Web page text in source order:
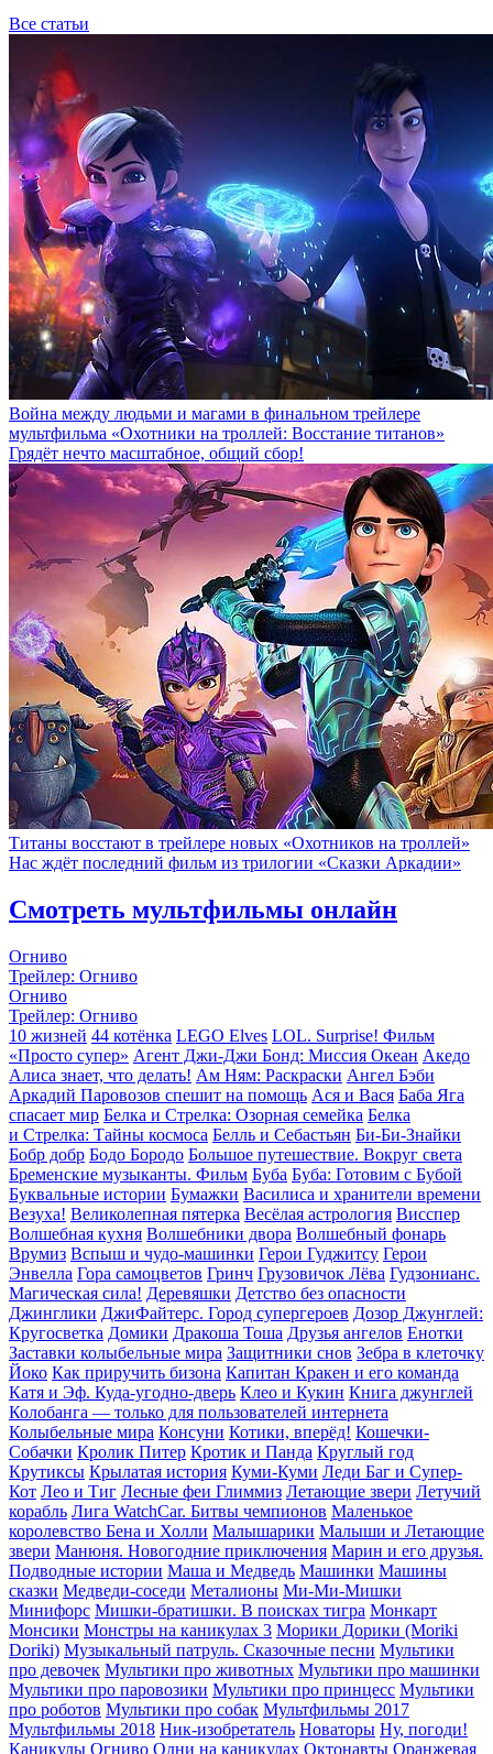
Все статьи
Война между людьми и магами в финальном трейлере
мультфильма «Охотники на троллей: Восстание титанов»
Грядёт нечто масштабное, общий сбор!
Титаны восстают в трейлере новых «Охотников на троллей»
Нас ждёт последний фильм из трилогии «Сказки Аркадии»
Смотреть мультфильмы онлайн
Огниво
Трейлер: Огниво
Огниво
Трейлер: Огниво
10 жизней 44 котёнка LEGO Elves LOL. Surprise! Фильм
«Просто супер» Агент Джи-Джи Бонд: Миссия Океан Акедо
Алиса знает, что делать! Ам Ням: Раскраски Ангел Бэби
Аркадий Паровозов спешит на помощь Ася и Вася Баба Яга
спасает мир Белка и Стрелка: Озорная семейка Белка
и Стрелка: Тайны космоса Белль и Себастьян Би-Би-Знайки
Бобр добр Бодо Бородо Большое путешествие. Вокруг света
Бременские музыканты. Фильм Буба Буба: Готовим с Бубой
Буквальные истории Бумажки Василиса и хранители времени
Везуха! Великолепная пятерка Весёлая астрология Висспер
Волшебная кухня Волшебники двора Волшебный фонарь
Врумиз Вспыш и чудо-машинки Герои Гуджитсу Герои
Энвелла Гора cамоцветов Гринч Грузовичок Лёва Гудзонианс.
Магическая сила! Деревяшки Детство без опасности
Джинглики ДжиФайтерс. Город супергероев Дозор Джунглей:
Кругосветка Домики Дракоша Тоша Друзья ангелов Енотки
Заставки колыбельные мира Защитники снов Зебра в клеточку
Йоко Как приручить бизона Капитан Кракен и его команда
Катя и Эф. Куда-угодно-дверь Клео и Кукин Книга джунглей
Колобанга — только для пользователей интернета
Колыбельные мира Консуни Котики, вперёд! Кошечки-
Собачки Кролик Питер Кротик и Панда Круглый год
Крутиксы Крылатая история Куми-Куми Леди Баг и Супер-
Кот Лео и Тиг Лесные феи Глиммиз Летающие звери Летучий
корабль Лига WatchCar. Битвы чемпионов Маленькое
королевство Бена и Холли Малышарики Малыши и Летающие
звери Манюня. Новогодние приключения Марин и его друзья.
Подводные истории Маша и Медведь Машинки Машины
сказки Медведи-соседи Металионы Ми-Ми-Мишки
Минифорс Мишки-братишки. В поисках тигра Монкарт
Монсики Монстры на каникулах 3 Морики Дорики (Moriki
Doriki) Музыкальный патруль. Сказочные песни Мультики
про девочек Мультики про животных Мультики про машинки
Мультики про паровозики Мультики про принцесс Мультики
про роботов Мультики про собак Мультфильмы 2017
Мультфильмы 2018 Ник-изобретатель Новаторы Ну, погоди!
Каникулы Огниво Одни на каникулах Октонавты Оранжевая